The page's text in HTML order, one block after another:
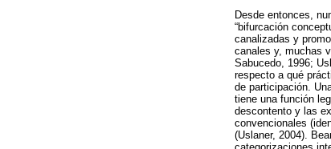
Desde entonces,
“bifurcación
canalizadas y
canales y, muchas
Sabucedo, 1996;
respecto a qué
de participación.
tiene una función
descontento y las
convencionales
(Uslaner, 2004).